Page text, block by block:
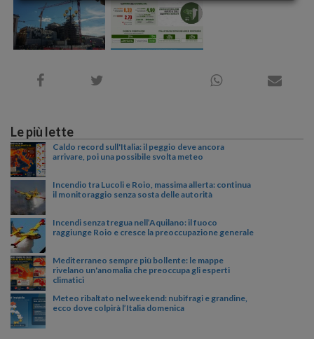
Le più lette
Caldo record sull'Italia: il peggio deve ancora
arrivare, poi una possibile svolta meteo
Incendio tra Lucoli e Roio, massima allerta: continua
il monitoraggio senza sosta delle autorità
Incendi senza tregua nell’Aquilano: il fuoco
raggiunge Roio e cresce la preoccupazione generale
Mediterraneo sempre più bollente: le mappe
rivelano un'anomalia che preoccupa gli esperti
climatici
Meteo ribaltato nel weekend: nubifragi e grandine,
ecco dove colpirà l’Italia domenica